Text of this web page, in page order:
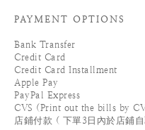
PAYMENT OPTIONS
Bank Transfer
Credit Card
Credit Card Installment
Apple Pay
PayPal Express
CVS (Print out the bills by
店鋪付款 ( 下單3日內於店鋪